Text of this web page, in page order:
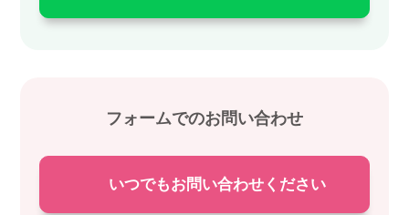
フォームでのお問い合わせ
いつでもお問い合わせください